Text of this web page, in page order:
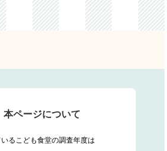
本ページについて
いるこども食堂の調査年度は